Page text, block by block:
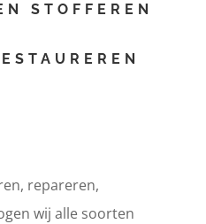
STOFFEREN
repareren,
wij alle soorten